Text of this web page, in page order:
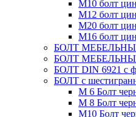
М10 болт
М12 болт
М20 болт
М16 болт
БОЛТ
БОЛТ
БОЛТ DIN 6921 c
БОЛТ с
М 6 Болт
М 8 Болт
М10 Болт